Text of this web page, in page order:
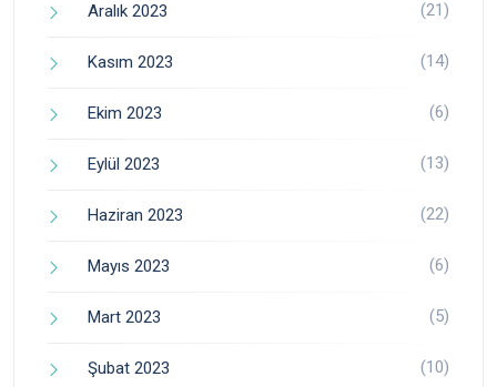
Aralık 2023 (21)
Kasım 2023 (14)
Ekim 2023 (6)
Eylül 2023 (13)
Haziran 2023 (22)
Mayıs 2023 (6)
Mart 2023 (5)
Şubat 2023 (10)